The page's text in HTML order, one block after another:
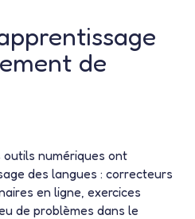
de
outils numériques ont
des langues : correcteurs
en ligne, exercices
de problèmes dans le